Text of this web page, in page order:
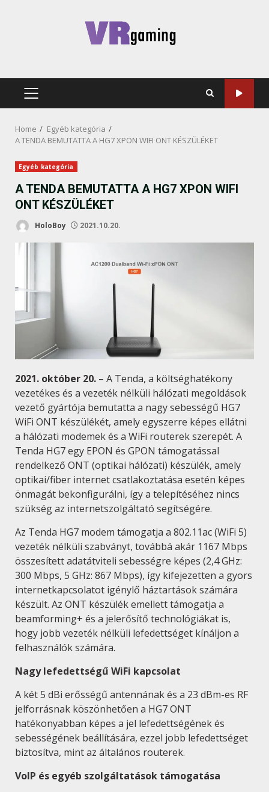
PRIMARY
Home
Egyéb kategória
A TENDA BEMUTATTA A HG7 XPON WIFI ONT KÉSZÜLÉKET
Egyéb kategória
A TENDA BEMUTATTA A HG7 XPON WIFI
ONT KÉSZÜLÉKET
HoloBoy 2021.10.20.
2021. október 20. – A Tenda, a költséghatékony
vezetékes és a vezeték nélküli hálózati megoldások
vezető gyártója bemutatta a nagy sebességű HG7
WiFi ONT készülékét, amely egyszerre képes ellátni
a hálózati modemek és a WiFi routerek szerepét. A
Tenda HG7 egy EPON és GPON támogatással
rendelkező ONT (optikai hálózati) készülék, amely
optikai/fiber internet csatlakoztatása esetén képes
önmagát bekonfigurálni, így a telepítéséhez nincs
szükség az internetszolgáltató segítségére.
Az Tenda HG7 modem támogatja a 802.11ac (WiFi 5)
vezeték nélküli szabványt, továbbá akár 1167 Mbps
összesített adatátviteli sebességre képes (2,4 GHz:
300 Mbps, 5 GHz: 867 Mbps), így kifejezetten a gyors
internetkapcsolatot igénylő háztartások számára
készült. Az ONT készülék emellett támogatja a
beamforming+ és a jelerősítő technológiákat is,
hogy jobb vezeték nélküli lefedettséget kínáljon a
felhasználók számára.
Nagy lefedettségű WiFi kapcsolat
A két 5 dBi erősségű antennának és a 23 dBm-es RF
jelforrásnak köszönhetően a HG7 ONT
hatékonyabban képes a jel lefedettségének és
sebességének beállítására, ezzel jobb lefedettséget
biztosítva, mint az általános routerek.
VoIP és egyéb szolgáltatások támogatása